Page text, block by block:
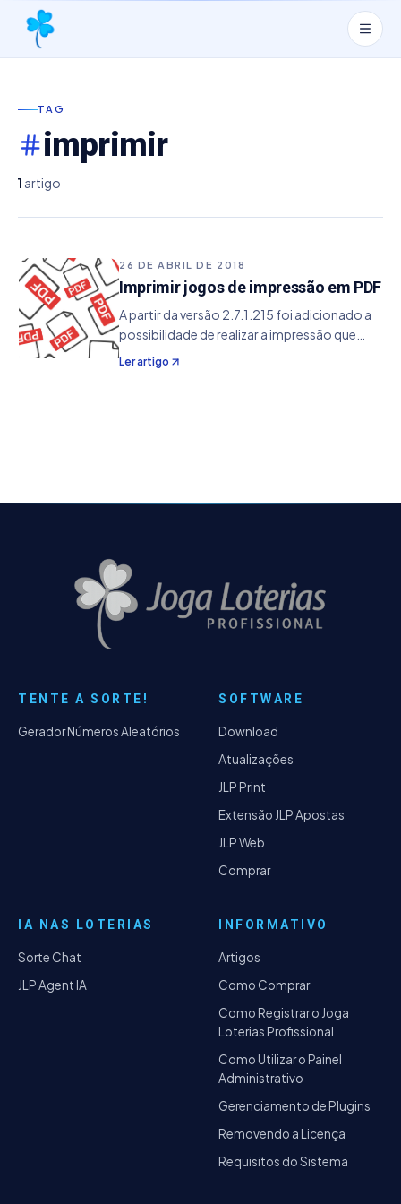
TAG
imprimir
1 artigo
26 DE ABRIL DE 2018
Imprimir jogos de impressão em PDF
A partir da versão 2.7.1.215 foi adicionado a
possibilidade de realizar a impressão que
nada mais é do que a exportação da
impressão dos seus jogos no formato PDF. A
Ler artigo
TENTE A SORTE!
Gerador Números Aleatórios
SOFTWARE
Download
Atualizações
JLP Print
Extensão JLP Apostas
JLP Web
Comprar
IA NAS LOTERIAS
Sorte Chat
JLP Agent IA
INFORMATIVO
Artigos
Como Comprar
Como Registrar o Joga
Loterias Profissional
Como Utilizar o Painel
Administrativo
Gerenciamento de Plugins
Removendo a Licença
Requisitos do Sistema